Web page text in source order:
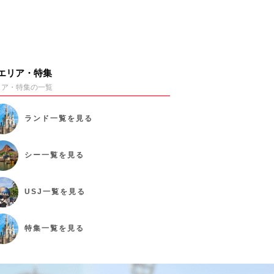
リア・特集
・特集の一覧
ランド 一覧を見る
シー一覧を見る
USJ 一覧を見る
特集一覧を見る